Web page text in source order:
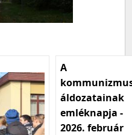
A
áldozatainak
emléknapja -
2026. február